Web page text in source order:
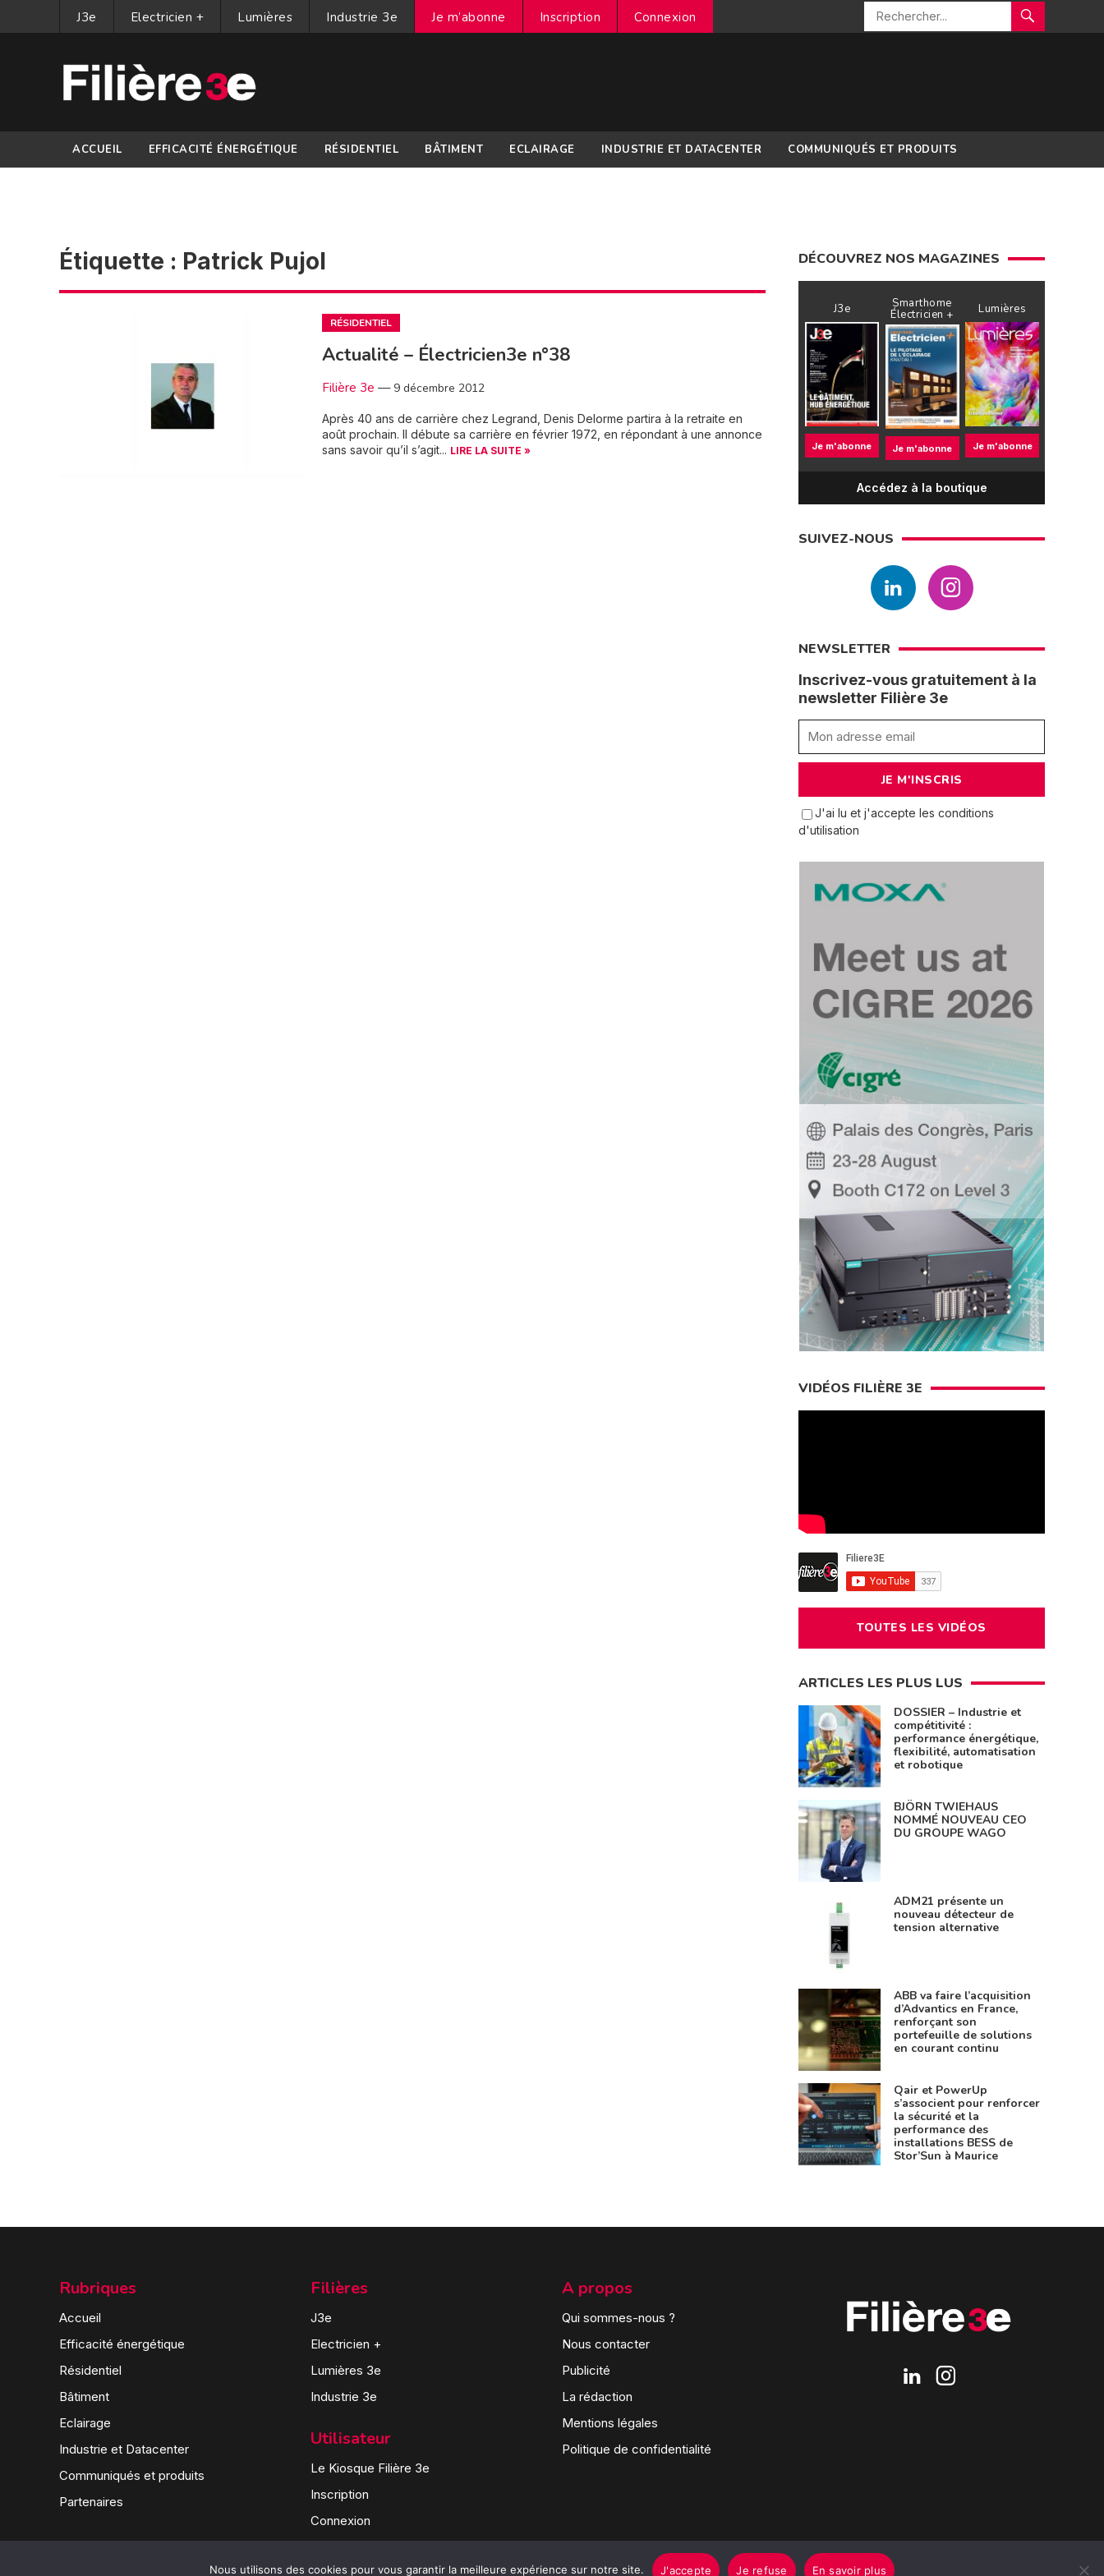
J3e Electricien + Lumières Industrie 3e Je m’abonne Inscription Connexion
ACCUEIL EFFICACITÉ ÉNERGÉTIQUE RÉSIDENTIEL BÂTIMENT ECLAIRAGE INDUSTRIE ET DATACENTER COMMUNIQUÉS ET PRODUITS
Étiquette : Patrick Pujol
RÉSIDENTIEL
Actualité – Électricien3e n°38
Filière 3e — 9 décembre 2012
Après 40 ans de carrière chez Legrand, Denis Delorme partira à la retraite en
août prochain. Il débute sa carrière en février 1972, en répondant à une annonce
sans savoir qu’il s’agit... LIRE LA SUITE »
DÉCOUVREZ NOS MAGAZINES
J3e
Je m'abonne
Smarthome
Électricien +
Je m'abonne
Lumières
Je m'abonne
Accédez à la boutique
SUIVEZ-NOUS
NEWSLETTER
Inscrivez-vous gratuitement à la
newsletter Filière 3e
J'ai lu et j'accepte les conditions
d'utilisation
VIDÉOS FILIÈRE 3E
TOUTES LES VIDÉOS
ARTICLES LES PLUS LUS
DOSSIER – Industrie et
compétitivité :
performance énergétique,
flexibilité, automatisation
et robotique
BJÖRN TWIEHAUS
NOMMÉ NOUVEAU CEO
DU GROUPE WAGO
ADM21 présente un
nouveau détecteur de
tension alternative
ABB va faire l’acquisition
d’Advantics en France,
renforçant son
portefeuille de solutions
en courant continu
Qair et PowerUp
s’associent pour renforcer
la sécurité et la
performance des
installations BESS de
Stor’Sun à Maurice
Rubriques
Accueil
Efficacité énergétique
Résidentiel
Bâtiment
Eclairage
Industrie et Datacenter
Communiqués et produits
Partenaires
Filières
J3e
Electricien +
Lumières 3e
Industrie 3e
Utilisateur
Le Kiosque Filière 3e
Inscription
Connexion
A propos
Qui sommes-nous ?
Nous contacter
Publicité
La rédaction
Mentions légales
Politique de confidentialité
Nous utilisons des cookies pour vous garantir la meilleure expérience sur notre site. J'accepte Je refuse En savoir plus